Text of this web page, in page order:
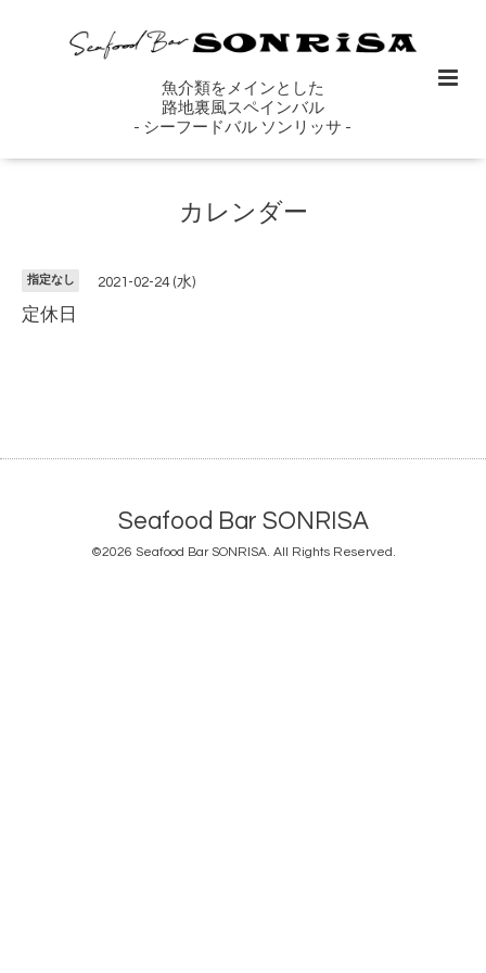
魚介類をメインとした
路地裏風スペインバル
- シーフードバル ソンリッサ -
カレンダー
指定なし 2021-02-24 (水)
定休日
Seafood Bar SONRISA
©2026 Seafood Bar SONRISA. All Rights Reserved.